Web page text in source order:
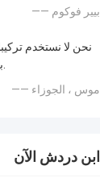
—— بيير فوكوم
نحن لا نستخدم
بل نشاركها أيضًا مع أصدقائي.
—— موس ، الجوزاء
ابن دردش الآن